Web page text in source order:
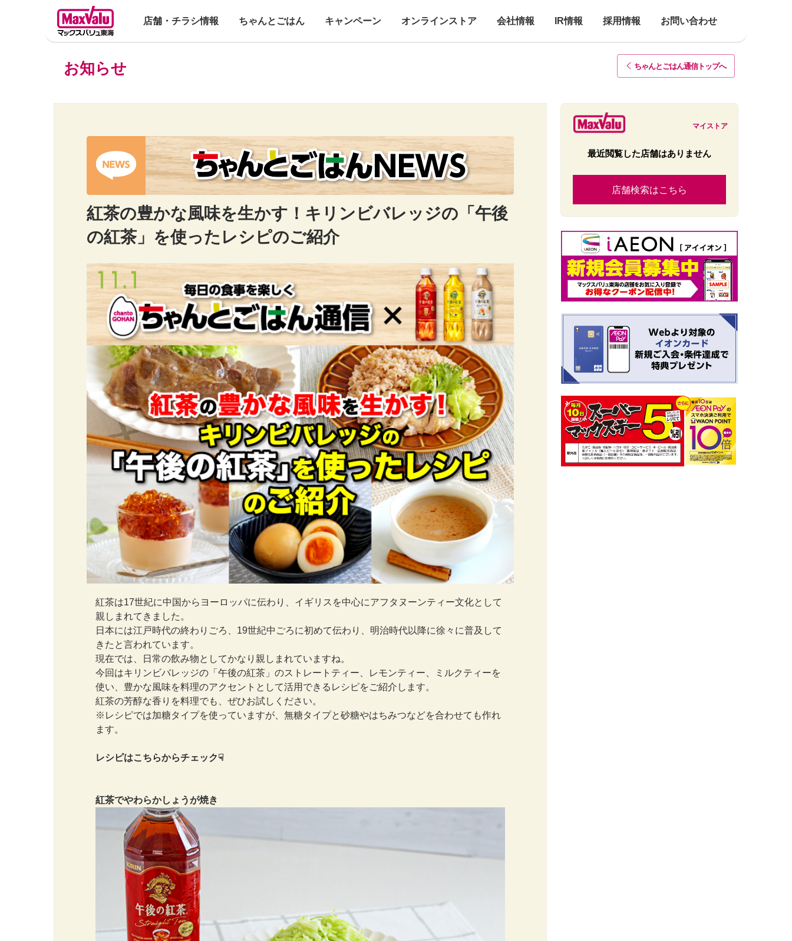
店舗・チラシ情報 ちゃんとごはん キャンペーン オンラインストア 会社情報 IR情報 採用情報 お問い合わせ
お知らせ ちゃんとごはん通信トップへ
紅茶の豊かな風味を生かす！キリンビバレッジの「午後
の紅茶」を使ったレシピのご紹介
紅茶は17世紀に中国からヨーロッパに伝わり、イギリスを中心にアフタヌーンティー文化として
親しまれてきました。
日本には江戸時代の終わりごろ、19世紀中ごろに初めて伝わり、明治時代以降に徐々に普及して
きたと言われています。
現在では、日常の飲み物としてかなり親しまれていますね。
今回はキリンビバレッジの「午後の紅茶」のストレートティー、レモンティー、ミルクティーを
使い、豊かな風味を料理のアクセントとして活用できるレシピをご紹介します。
紅茶の芳醇な香りを料理でも、ぜひお試しください。
※レシピでは加糖タイプを使っていますが、無糖タイプと砂糖やはちみつなどを合わせても作れ
ます。
レシピはこちらからチェック☟
紅茶でやわらかしょうが焼き
マイストア
最近閲覧した店舗はありません
店舗検索はこちら